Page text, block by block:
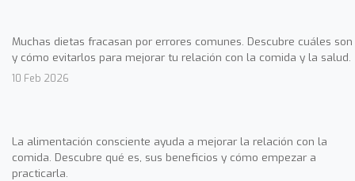
Muchas dietas fracasan por errores comunes. Descubre cuáles son
y cómo evitarlos para mejorar tu relación con la comida y la salud.
10 Feb 2026
La alimentación consciente ayuda a mejorar la relación con la
comida. Descubre qué es, sus beneficios y cómo empezar a
practicarla.